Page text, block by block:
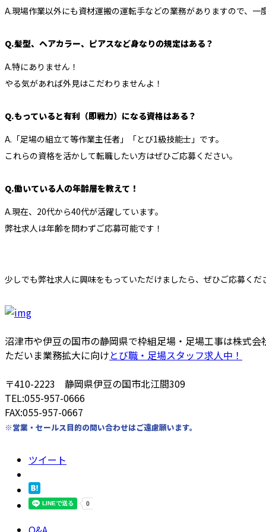
A.現場作業以外にも資材運搬の運転手などの業務がありますので、一
Q.髪型、ヘアカラー、ピアスなど身なりの規定はある？
A.特にありません！
やる気があれば外見はこだわりませんよ！
Q.もっていると有利（即戦力）になる資格はある？
A.「足場の組立て等作業主任者」「とび1級技能士」です。
これらの資格を活かして転職したい方はぜひご応募ください。
Q.働いている人の年齢層を教えて！
A.現在、20代から40代が活躍しています。
弊社求人は年齢を問わずご応募可能です！
少しでも弊社求人に興味をもっていただけましたら、ぜひご応募くだ
沼津市や伊豆の国市の静岡県で枠組足場・足場工事は株式会
ただいま業務拡大に向けとび職・足場スタッフ求人中！
〒410-2223 静岡県伊豆の国市北江間309
TEL:055-957-0666
FAX:055-957-0667
※営業・セールス目的の問い合わせはご遠慮願います。
ツイート